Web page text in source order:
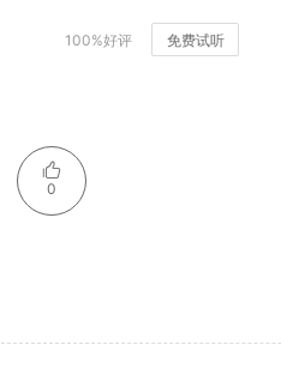
100%好评 免费试听
0